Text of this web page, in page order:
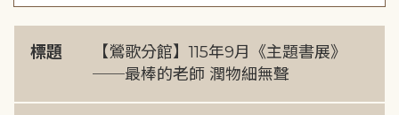
標題
【鶯歌分館】115年9月《主題書展》
──最棒的老師 潤物細無聲